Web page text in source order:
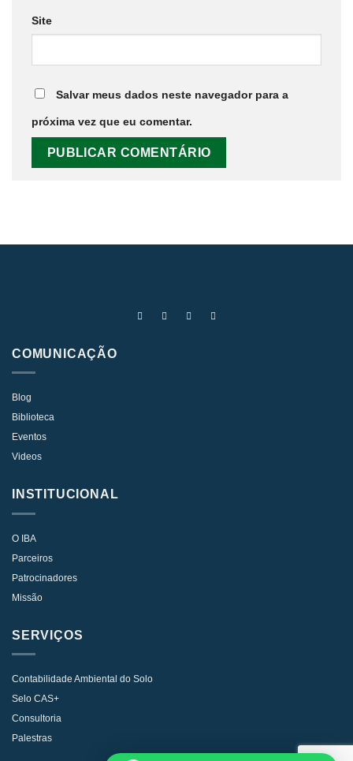
Site
Salvar meus dados neste navegador para a
próxima vez que eu comentar.
COMUNICAÇÃO
Blog
Biblioteca
Eventos
Videos
INSTITUCIONAL
O IBA
Parceiros
Patrocinadores
Missão
SERVIÇOS
Contabilidade Ambiental do Solo
Selo CAS+
Consultoria
Palestras